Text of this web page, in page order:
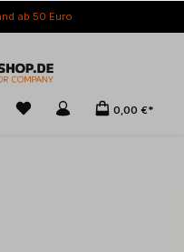
ab 50 Euro
0,00 €*